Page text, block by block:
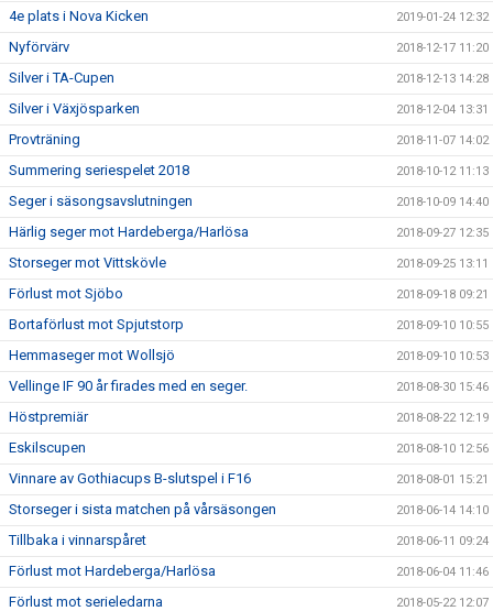
4e plats i Nova Kicken 2019-01-24 12:32
Nyförvärv 2018-12-17 11:20
Silver i TA-Cupen 2018-12-13 14:28
Silver i Växjösparken 2018-12-04 13:31
Provträning 2018-11-07 14:02
Summering seriespelet 2018 2018-10-12 11:13
Seger i säsongsavslutningen 2018-10-09 14:40
Härlig seger mot Hardeberga/Harlösa 2018-09-27 12:35
Storseger mot Vittskövle 2018-09-25 13:11
Förlust mot Sjöbo 2018-09-18 09:21
Bortaförlust mot Spjutstorp 2018-09-10 10:55
Hemmaseger mot Wollsjö 2018-09-10 10:53
Vellinge IF 90 år firades med en seger. 2018-08-30 15:46
Höstpremiär 2018-08-22 12:19
Eskilscupen 2018-08-10 12:56
Vinnare av Gothiacups B-slutspel i F16 2018-08-01 15:21
Storseger i sista matchen på vårsäsongen 2018-06-14 14:10
Tillbaka i vinnarspåret 2018-06-11 09:24
Förlust mot Hardeberga/Harlösa 2018-06-04 11:46
Förlust mot serieledarna 2018-05-22 12:07